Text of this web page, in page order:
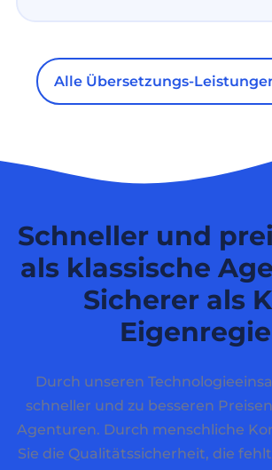
Alle Übersetzungs-
Schneller und
als klassische
Sicherer als
Durch unseren
schneller und zu besseren
Agenturen. Durch menschliche
Sie die Qualitätssicherheit, die